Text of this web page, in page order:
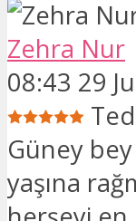
Zehra Nur
08:43 29
Güney
yaşına